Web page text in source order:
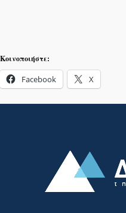
Κοινοποιήστε:
Facebook X